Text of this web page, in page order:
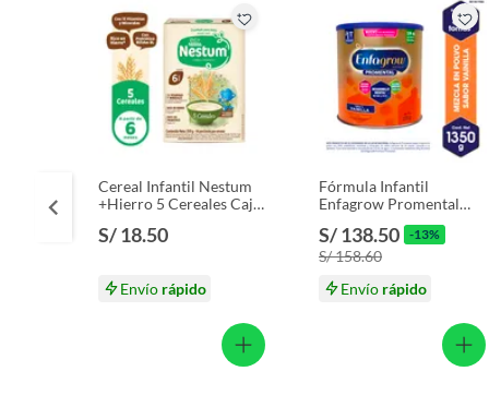
Baterías de auto.
Motocicletas y bicicletas motorizadas.
Licores y cigarros electrónicos.
Cereal Infantil Nestum
+Hierro 5 Cereales Caja
S/ 18.50
Envío rápido
Fórmula Infantil
Enfagrow Promental
Vainilla Lata 1.35 Kg
S/ 138.50 -13%
S/ 158.60
Envío rápido